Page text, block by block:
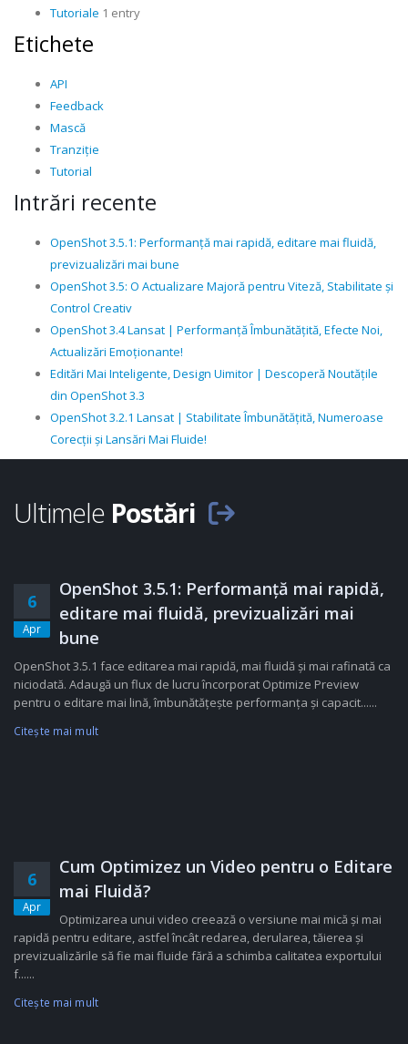
Tutoriale 1 entry
Etichete
API
Feedback
Mască
Tranziție
Tutorial
Intrări recente
OpenShot 3.5.1: Performanță mai rapidă, editare mai fluidă,
previzualizări mai bune
OpenShot 3.5: O Actualizare Majoră pentru Viteză, Stabilitate și
Control Creativ
OpenShot 3.4 Lansat | Performanță Îmbunătățită, Efecte Noi,
Actualizări Emoționante!
Editări Mai Inteligente, Design Uimitor | Descoperă Noutățile
din OpenShot 3.3
OpenShot 3.2.1 Lansat | Stabilitate Îmbunătățită, Numeroase
Corecții și Lansări Mai Fluide!
Ultimele Postări
6
Apr
OpenShot 3.5.1: Performanță mai rapidă,
editare mai fluidă, previzualizări mai
bune
OpenShot 3.5.1 face editarea mai rapidă, mai fluidă și mai rafinată ca
niciodată. Adaugă un flux de lucru încorporat Optimize Preview
pentru o editare mai lină, îmbunătățește performanța și capacit......
Citeşte mai mult
6
Apr
Cum Optimizez un Video pentru o Editare
mai Fluidă?
Optimizarea unui video creează o versiune mai mică și mai
rapidă pentru editare, astfel încât redarea, derularea, tăierea și
previzualizările să fie mai fluide fără a schimba calitatea exportului
f......
Citeşte mai mult